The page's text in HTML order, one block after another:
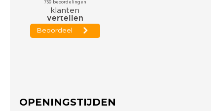
OPENINGSTIJDEN